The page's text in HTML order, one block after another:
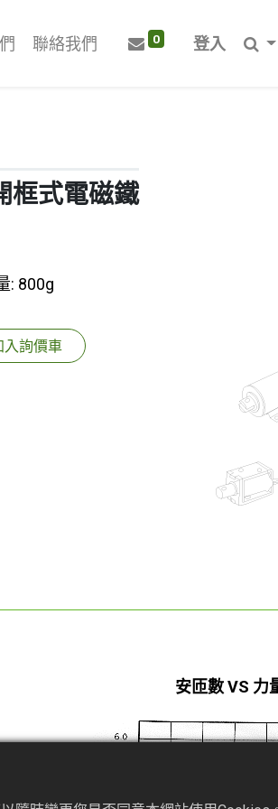
聯絡我們 0 登入
框式電磁鐵
: 800g
入詢價車
安匝數 VS 力